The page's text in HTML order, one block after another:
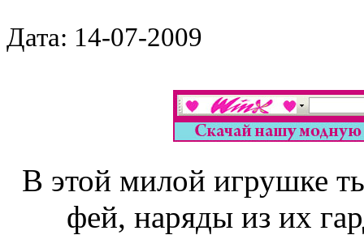
Дата: 14-07-2009
В этой милой игрушке
фей, наряды из их